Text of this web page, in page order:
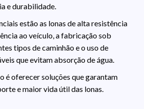
e durabilidade.
estão as lonas de alta resistência
ao veículo, a fabricação sob
tipos de caminhão e o uso de
que evitam absorção de água.
é oferecer soluções que garantam
e maior vida útil das lonas.